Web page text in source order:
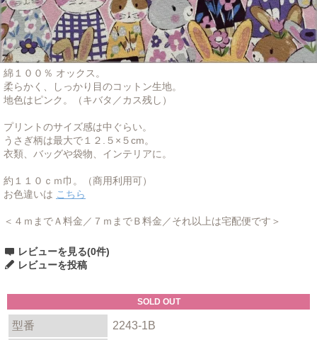
綿１００％ オックス。
柔らかく、しっかり目のコットン生地。
地色はピンク。（キバタ／カス残し）
プリントのサイズ感は中ぐらい。
うさぎ柄は最大で１２.５×５cm。
衣類、バッグや袋物、インテリアに。
約１１０ｃｍ巾。（商用利用可）
お色違いは こちら
＜４ｍまでＡ料金／７ｍまでＢ料金／それ以上は宅配便です＞
レビューを見る(0件)
レビューを投稿
SOLD OUT
型番
2243-1B